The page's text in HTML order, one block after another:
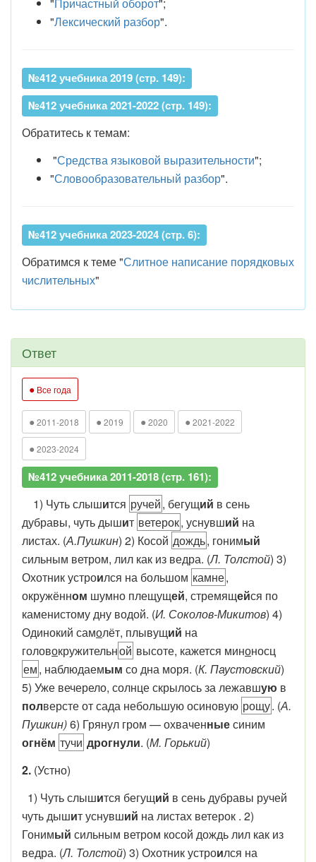
"Лексический разбор".
№412 учебника 2019 (стр. 149):
№412 учебника 2021-2022 (стр. 149):
Обратитесь к темам:
"Средства языковой выразительности";
"Словообразовательный разбор".
№412 учебника 2023-2024 (стр. 6):
Обратимся к теме "Слитное написание порядковых
числительных"
Ответ
● Все года
● 2011-2018 ● 2019 ● 2020 ● 2021-2022
● 2023-2024
№412 учебника 2011-2018 (стр. 161):
1) Чуть слышится ручей, бегущий в сень
дубравы, чуть дышит ветерок, уснувший на
листах. (А.Пушкин) 2) Косой дождь, гонимый
сильным ветром, лил как из ведра. (Л. Толстой) 3)
Охотник устроился на большом камне,
окружённом шумно плещущей, стремящейся по
каменистому дну водой. (И. Соколов-Микитов) 4)
Одинокий самолёт, плывущий на
головокружительной высоте, кажется миноносц
ем, наблюдаемым со дна моря. (К. Паустовский)
5) Уже вечерело, солнце скрылось залежавшую в
полверсте от сада небольшую осиновую рощу. (А.
Пушкин)6) Грянул гром —охваченныесиним
огнём тучи дрогнули. (М. Горький)
2. (Устно)
1) Чуть слышится бегущий в сень дубравы ручей
чуть дышит уснувший на листах ветерок . 2)
Гонимый сильным ветром косой дождь лил как из
ведра. (Л. Толстой) 3) Охотник устроился на